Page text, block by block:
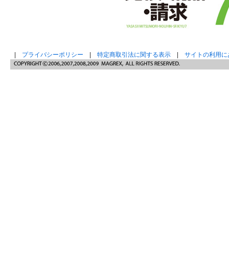
プライバシーポリシー 特定商取引法に関する表示 サイトの利用に